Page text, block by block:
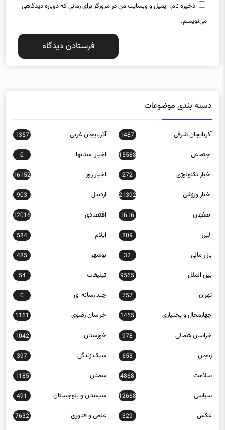
ذخیره نام، ایمیل و وبسایت من در مرورگر برای زمانی که دوباره دیدگاهی
می‌نویسم.
دسته بندی موضوعات
آذربایجان شرقی 1487 آذربایجان غربی 1357
اجتماعی 15588 اخبار استانها 0
اخبار تکنولوژی 272 اخبار روز 16152
اخبار ورزشی 21392 اردبیل 903
اصفهان 1616 اقتصادی 12016
البرز 809 ایلام 584
بازار مالی 32 بوشهر 485
بین الملل 9565 تبلیغات 54
تهران 757 چند رسانه ای 0
چهارمحال و بختیاری 1455 خراسان رضوی 1161
خراسان شمالی 978 خوزستان 1042
زنجان 653 سبک زندگی 397
سلامت 4868 سمنان 1185
سیاسی 12668 سیستان و بلوچستان 491
عکس 329 علمی و فناوری 7632